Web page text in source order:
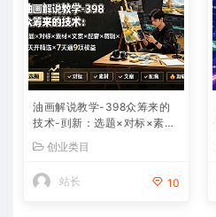
油画解说教学-398众筹来的
技术-刯新：选题×对标×素材
×文案×配音×剪辑×2天开精
选×7天通9项权益
创业类目
站长 10